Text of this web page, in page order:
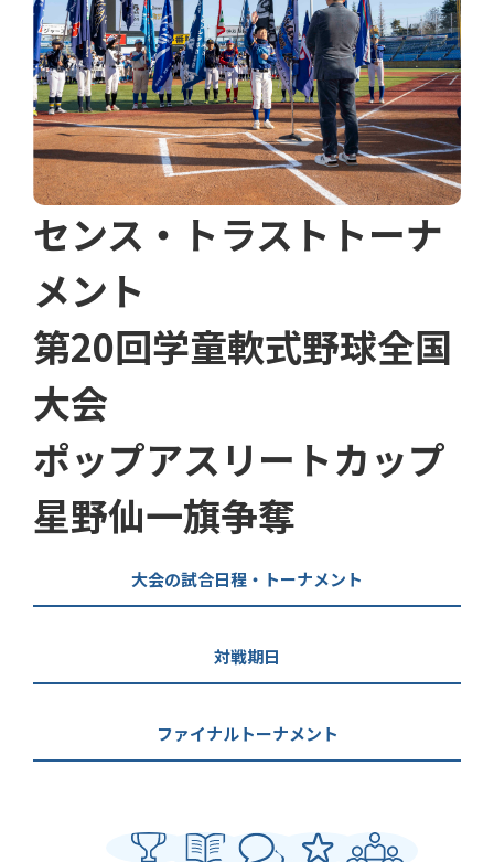
センス・トラストトーナ
メント
第20回学童軟式野球全国
大会
ポップアスリートカップ
星野仙一旗争奪
大会の試合日程・トーナメント
対戦期日
ファイナルトーナメント